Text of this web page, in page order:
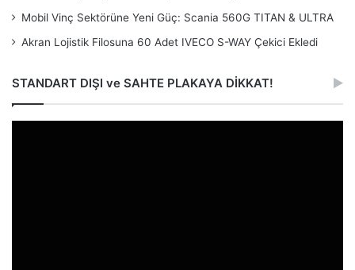
Mobil Vinç Sektörüne Yeni Güç: Scania 560G TITAN & ULTRA
Akran Lojistik Filosuna 60 Adet IVECO S-WAY Çekici Ekledi
STANDART DIŞI ve SAHTE PLAKAYA DİKKAT!